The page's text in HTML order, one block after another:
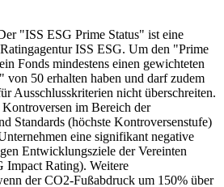
"ISS ESG Prime Status" ist eine
ISS ESG. Um den "Prime
Fonds mindestens einen gewichteten
von 50 erhalten haben und darf zudem
Ausschlusskriterien nicht überschreiten.
im Bereich der
Standards (höchste Kontroversenstufe)
eine signifikant negative
Entwicklungsziele der Vereinten
Impact Rating). Weitere
der CO2-Fußabdruck um 150% über